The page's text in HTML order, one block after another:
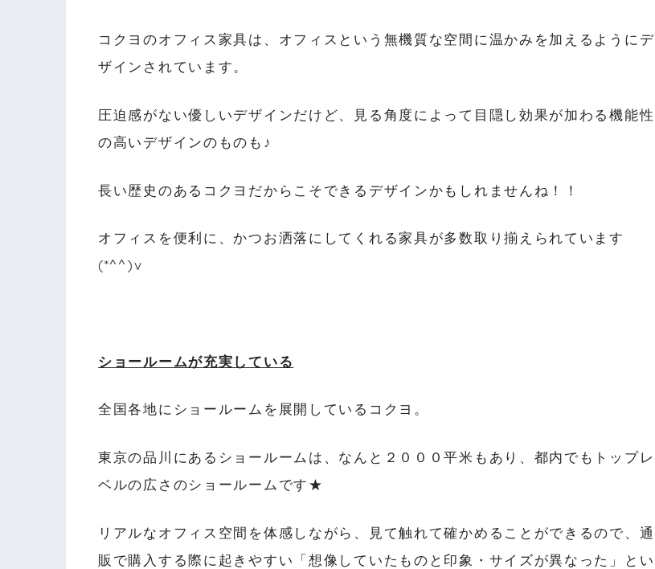
コクヨのオフィス家具は、オフィスという無機質な空間に温かみを加えるようにデ
ザインされています。
圧迫感がない優しいデザインだけど、見る角度によって目隠し効果が加わる機能性
の高いデザインのものも♪
長い歴史のあるコクヨだからこそできるデザインかもしれませんね！！
オフィスを便利に、かつお洒落にしてくれる家具が多数取り揃えられています
(*^^)v
ショールームが充実している
全国各地にショールームを展開しているコクヨ。
東京の品川にあるショールームは、なんと２０００平米もあり、都内でもトップレ
ベルの広さのショールームです★
リアルなオフィス空間を体感しながら、見て触れて確かめることができるので、通
販で購入する際に起きやすい「想像していたものと印象・サイズが異なった」とい